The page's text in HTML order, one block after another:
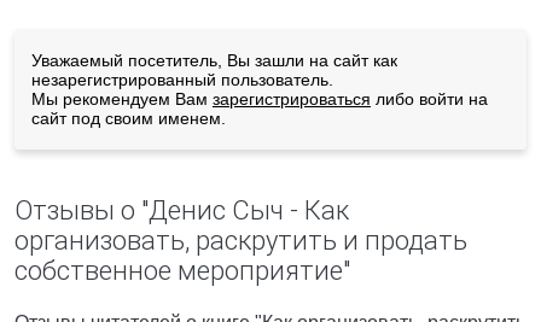
Уважаемый посетитель, Вы зашли на сайт как
незарегистрированный пользователь.
Мы рекомендуем Вам зарегистрироваться либо войти на
сайт под своим именем.
Отзывы о "Денис Сыч - Как
организовать, раскрутить и продать
собственное мероприятие"